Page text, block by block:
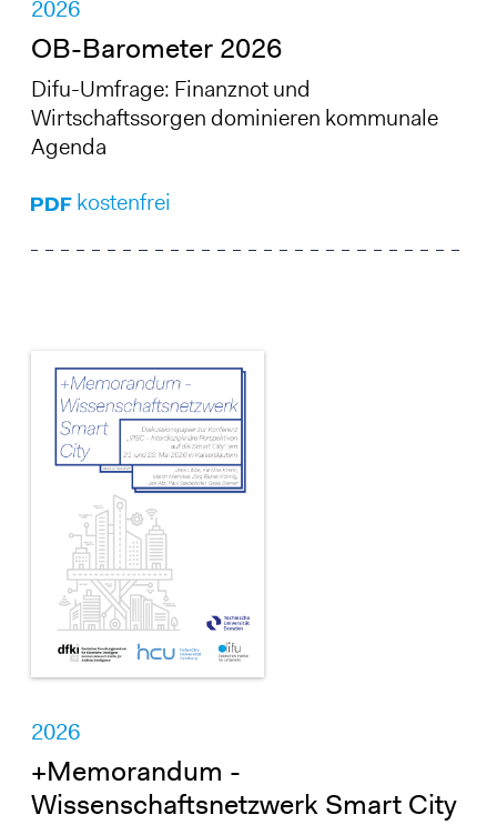
2026
OB-Barometer 2026
Difu-Umfrage: Finanznot und
Wirtschaftssorgen dominieren kommunale
Agenda
kostenfrei
2026
+Memorandum -
Wissenschaftsnetzwerk Smart City